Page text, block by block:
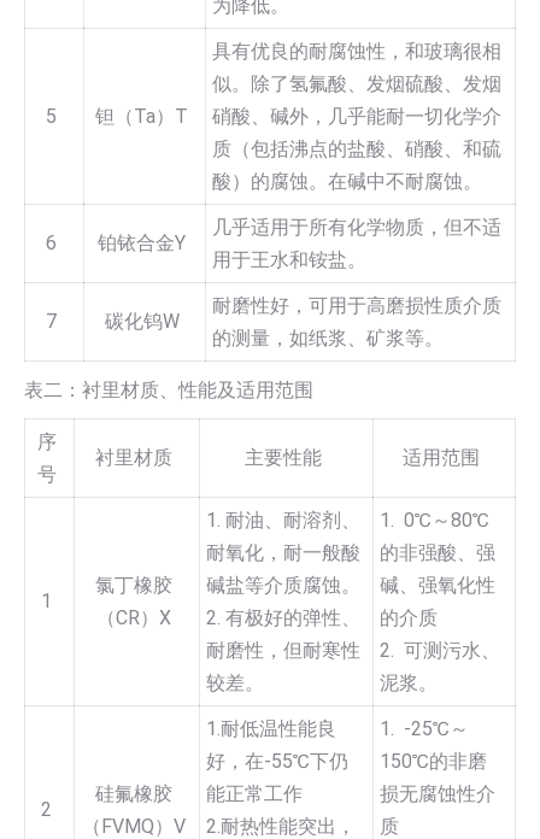
为降低。
5 钽（Ta）T
具有优良的耐腐蚀性，和玻璃很相
似。除了氢氟酸、发烟硫酸、发烟
硝酸、碱外，几乎能耐一切化学介
质（包括沸点的盐酸、硝酸、和硫
酸）的腐蚀。在碱中不耐腐蚀。
6 铂铱合金Y
几乎适用于所有化学物质，但不适
用于王水和铵盐。
7 碳化钨W
耐磨性好，可用于高磨损性质介质
的测量，如纸浆、矿浆等。
表二：衬里材质、性能及适用范围
序
号
衬里材质 主要性能 适用范围
1
氯丁橡胶
（CR）X
1. 耐油、耐溶剂、
耐氧化，耐一般酸
碱盐等介质腐蚀。
2. 有极好的弹性、
耐磨性，但耐寒性
较差。
1. 0℃～80℃
的非强酸、强
碱、强氧化性
的介质
2. 可测污水、
泥浆。
2
硅氟橡胶
（FVMQ）V
1.耐低温性能良
好，在-55℃下仍
能正常工作
2.耐热性能突出，
1. -25℃～
150℃的非磨
损无腐蚀性介
质